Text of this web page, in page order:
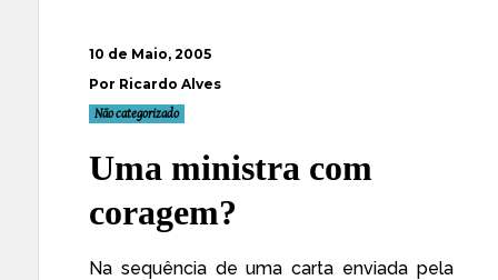
10 de Maio, 2005
Por Ricardo Alves
Não categorizado
Uma ministra com
coragem?
Na sequência de umacarta enviada pela